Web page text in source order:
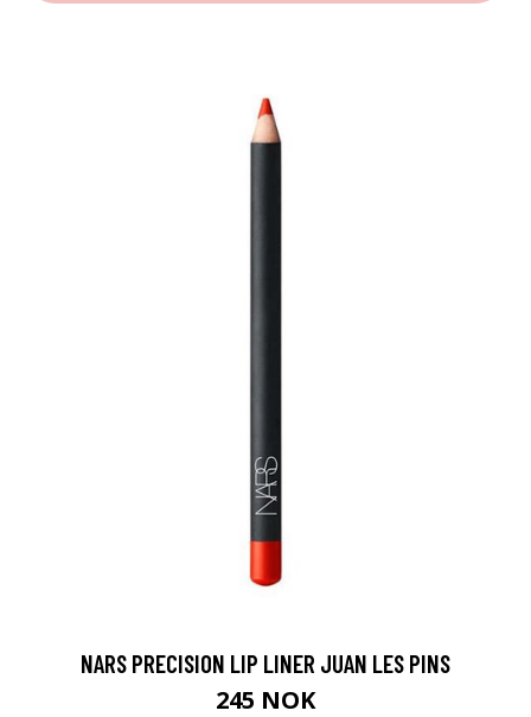
NARS PRECISION LIP LINER JUAN LES PINS
245 NOK